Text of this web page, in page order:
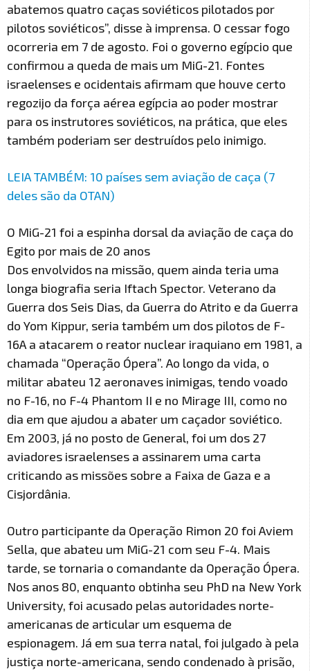
abatemos quatro caças soviéticos pilotados por
pilotos soviéticos”, disse à imprensa. O cessar fogo
ocorreria em 7 de agosto. Foi o governo egípcio que
confirmou a queda de mais um MiG-21. Fontes
israelenses e ocidentais afirmam que houve certo
regozijo da força aérea egípcia ao poder mostrar
para os instrutores soviéticos, na prática, que eles
também poderiam ser destruídos pelo inimigo.
LEIA TAMBÉM: 10 países sem aviação de caça (7
deles são da OTAN)
O MiG-21 foi a espinha dorsal da aviação de caça do
Egito por mais de 20 anos
Dos envolvidos na missão, quem ainda teria uma
longa biografia seria Iftach Spector. Veterano da
Guerra dos Seis Dias, da Guerra do Atrito e da Guerra
do Yom Kippur, seria também um dos pilotos de F-
16A a atacarem o reator nuclear iraquiano em 1981, a
chamada “Operação Ópera”. Ao longo da vida, o
militar abateu 12 aeronaves inimigas, tendo voado
no F-16, no F-4 Phantom II e no Mirage III, como no
dia em que ajudou a abater um caçador soviético.
Em 2003, já no posto de General, foi um dos 27
aviadores israelenses a assinarem uma carta
criticando as missões sobre a Faixa de Gaza e a
Cisjordânia.
Outro participante da Operação Rimon 20 foi Aviem
Sella, que abateu um MiG-21 com seu F-4. Mais
tarde, se tornaria o comandante da Operação Ópera.
Nos anos 80, enquanto obtinha seu PhD na New York
University, foi acusado pelas autoridades norte-
americanas de articular um esquema de
espionagem. Já em sua terra natal, foi julgado à pela
justiça norte-americana, sendo condenado à prisão,